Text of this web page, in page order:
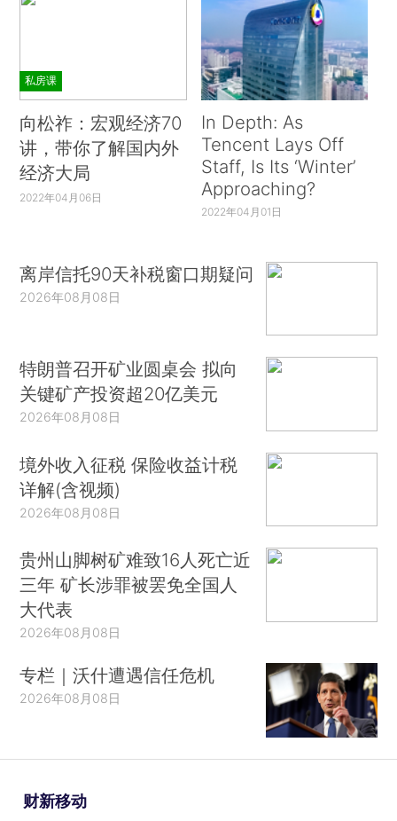
私房课
向松祚：宏观经济70
讲，带你了解国内外
经济大局
2022年04月06日
In Depth: As
Tencent Lays Off
Staff, Is Its ‘Winter’
Approaching?
2022年04月01日
离岸信托90天补税窗口期疑问
2026年08月08日
特朗普召开矿业圆桌会 拟向
关键矿产投资超20亿美元
2026年08月08日
境外收入征税 保险收益计税
详解(含视频)
2026年08月08日
贵州山脚树矿难致16人死亡近
三年 矿长涉罪被罢免全国人
大代表
2026年08月08日
专栏｜沃什遭遇信任危机
2026年08月08日
财新移动